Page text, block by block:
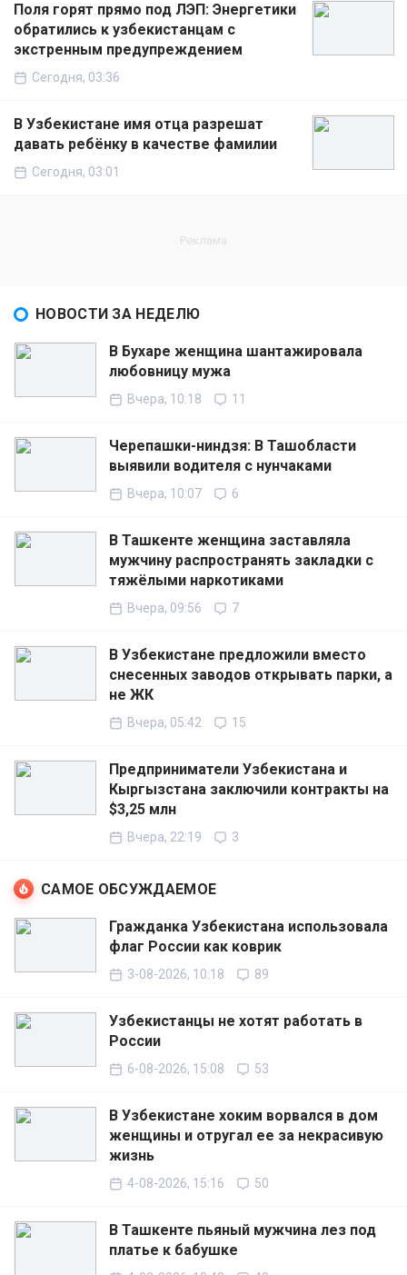
Поля горят прямо под ЛЭП: Энергетики
обратились к узбекистанцам с
экстренным предупреждением
Сегодня, 03:36
В Узбекистане имя отца разрешат
давать ребёнку в качестве фамилии
Сегодня, 03:01
НОВОСТИ ЗА НЕДЕЛЮ
В Бухаре женщина шантажировала
любовницу мужа
Вчера, 10:18 11
Черепашки-ниндзя: В Ташобласти
выявили водителя с нунчаками
Вчера, 10:07 6
В Ташкенте женщина заставляла
мужчину распространять закладки с
тяжёлыми наркотиками
Вчера, 09:56 7
В Узбекистане предложили вместо
снесенных заводов открывать парки, а
не ЖК
Вчера, 05:42 15
Предприниматели Узбекистана и
Кыргызстана заключили контракты на
$3,25 млн
Вчера, 22:19 3
САМОЕ ОБСУЖДАЕМОЕ
Гражданка Узбекистана использовала
флаг России как коврик
3-08-2026, 10:18 89
Узбекистанцы не хотят работать в
России
6-08-2026, 15:08 53
В Узбекистане хоким ворвался в дом
женщины и отругал ее за некрасивую
жизнь
4-08-2026, 15:16 50
В Ташкенте пьяный мужчина лез под
платье к бабушке